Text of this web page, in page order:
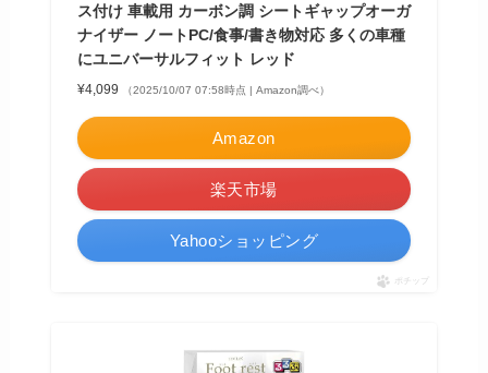
ス付け 車載用 カーボン調 シートギャップオーガ
ナイザー ノートPC/食事/書き物対応 多くの車種
にユニバーサルフィット レッド
¥4,099 （2025/10/07 07:58時点 | Amazon調べ）
Amazon
楽天市場
Yahooショッピング
ポチップ